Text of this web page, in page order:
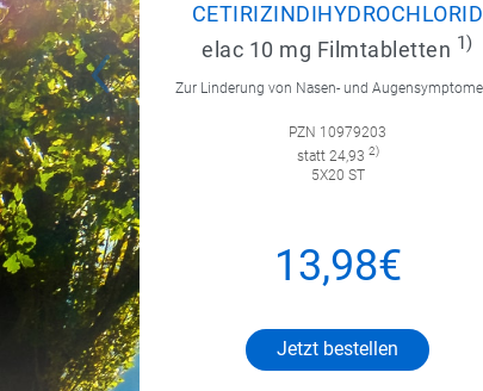
CETIRIZINDIHYDROCHLORID
elac 10 mg Filmtabletten 1)
PZN 10979203
statt 24,93 2)
5X20 ST
13,98€
Jetzt bestellen